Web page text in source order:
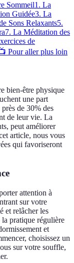
Sommeil1. La
Guidée3. La
Sons Relaxants5.
7. La Méditation des
de
Pour aller plus loin
bien-être physique
une part
près de 30% des
de leur vie. La
peut améliorer
article, nous vous
qui favoriseront
attention à
sur votre
et relâcher les
la pratique régulière
et
choisissez un
sur votre souffle,